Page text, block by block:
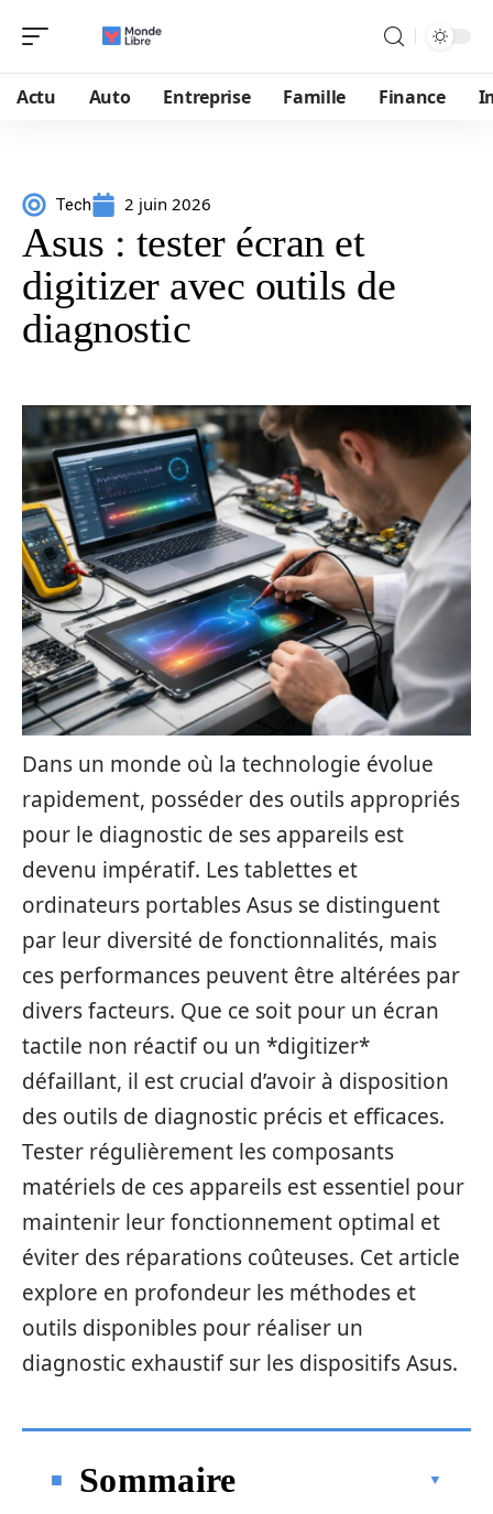
Actu Auto Entreprise Famille Finance
Tech 2 juin 2026
Asus : tester écran et
digitizer avec outils de
diagnostic
Dans un monde où la technologie évolue
rapidement, posséder des outils appropriés
pour le diagnostic de ses appareils est
devenu impératif. Les tablettes et
ordinateurs portables Asus se distinguent
par leur diversité de fonctionnalités, mais
ces performances peuvent être altérées par
divers facteurs. Que ce soit pour un écran
tactile non réactif ou un *digitizer*
défaillant, il est crucial d’avoir à disposition
des outils de diagnostic précis et efficaces.
Tester régulièrement les composants
matériels de ces appareils est essentiel pour
maintenir leur fonctionnement optimal et
éviter des réparations coûteuses. Cet article
explore en profondeur les méthodes et
outils disponibles pour réaliser un
diagnostic exhaustif sur les dispositifs Asus.
Sommaire